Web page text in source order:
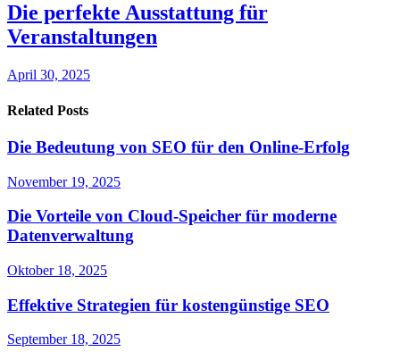
Die perfekte Ausstattung für
Veranstaltungen
April 30, 2025
Related Posts
Die Bedeutung von SEO für den Online-Erfolg
November 19, 2025
Die Vorteile von Cloud-Speicher für moderne
Datenverwaltung
Oktober 18, 2025
Effektive Strategien für kostengünstige SEO
September 18, 2025